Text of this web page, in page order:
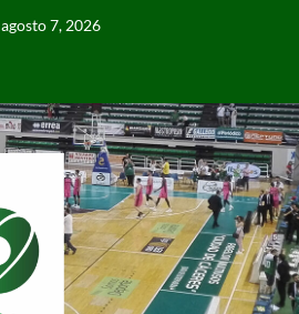
agosto 7, 2026